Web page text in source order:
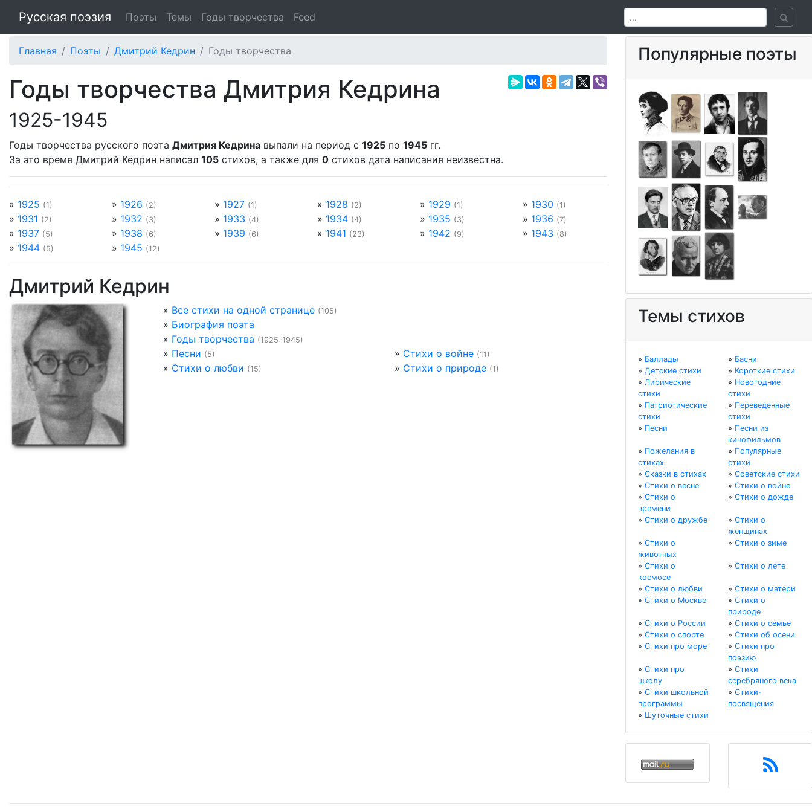
Русская поэзия Поэты Темы Годы творчества Feed
Главная Поэты Дмитрий Кедрин Годы творчества
Годы творчества Дмитрия Кедрина
1925-1945
Годы творчества русского поэта Дмитрия Кедрина выпали на период с 1925 по 1945 гг.
За это время Дмитрий Кедрин написал 105 стихов, а также для 0 стихов дата написания неизвестна.
» 1925 (1) » 1926 (2) » 1927 (1) » 1928 (2) » 1929 (1) » 1930 (1)
» 1931 (2) » 1932 (3) » 1933 (4) » 1934 (4) » 1935 (3) » 1936 (7)
» 1937 (5) » 1938 (6) » 1939 (6) » 1941 (23) » 1942 (9) » 1943 (8)
» 1944 (5) » 1945 (12)
Дмитрий Кедрин
» Все стихи на одной странице (105)
» Биография поэта
» Годы творчества (1925-1945)
» Песни (5) » Стихи о войне (11)
» Стихи о любви (15) » Стихи о природе (1)
Популярные поэты
Темы стихов
» Баллады » Басни
» Детские стихи » Короткие стихи
» Лирические
стихи
» Новогодние
стихи
» Патриотические
стихи
» Переведенные
стихи
» Песни » Песни из
кинофильмов
» Пожелания в
стихах
» Популярные
стихи
» Сказки в стихах » Советские стихи
» Стихи о весне » Стихи о войне
» Стихи о
времени
» Стихи о дожде
» Стихи о дружбе » Стихи о
женщинах
» Стихи о
животных
» Стихи о зиме
» Стихи о
космосе
» Стихи о лете
» Стихи о любви » Стихи о матери
» Стихи о Москве » Стихи о
природе
» Стихи о России » Стихи о семье
» Стихи о спорте » Стихи об осени
» Стихи про море » Стихи про
поэзию
» Стихи про
школу
» Стихи
серебряного века
» Стихи школьной
программы
» Стихи-
посвящения
» Шуточные стихи